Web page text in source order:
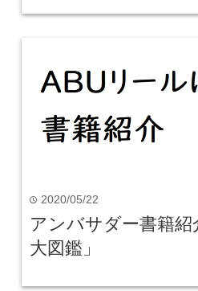
time 2020/05/22
アンバサダー書籍
大図鑑」